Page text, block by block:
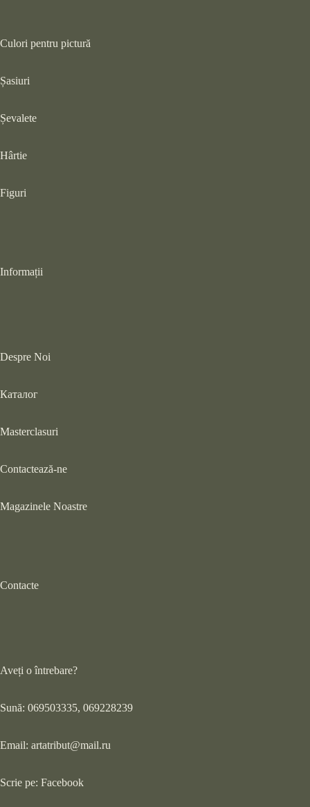
Culori pentru pictură
Șasiuri
Șevalete
Hârtie
Figuri
Informații
Despre Noi
Каталог
Masterclasuri
Contactează-ne
Magazinele Noastre
Contacte
Aveți o întrebare?
Sună: 069503335, 069228239
Email: artatribut@mail.ru
Scrie pe: Facebook